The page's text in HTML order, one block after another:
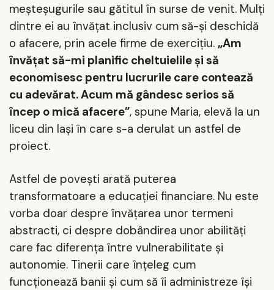
meșteșugurile sau gătitul în surse de venit. Mulți
dintre ei au învățat inclusiv cum să-și deschidă
o afacere, prin acele firme de exercițiu. „Am
învățat să-mi planific cheltuielile și să
economisesc pentru lucrurile care contează
cu adevărat. Acum mă gândesc serios să
încep o mică afacere”, spune Maria, elevă la un
liceu din Iași în care s-a derulat un astfel de
proiect.
Astfel de povești arată puterea
transformatoare a educației financiare. Nu este
vorba doar despre învățarea unor termeni
abstracti, ci despre dobândirea unor abilități
care fac diferența între vulnerabilitate și
autonomie. Tinerii care înțeleg cum
funcționează banii și cum să îi administreze își